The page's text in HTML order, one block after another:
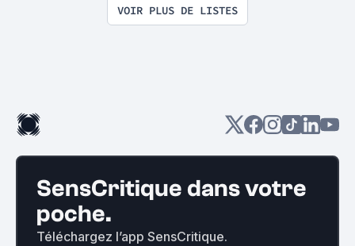
VOIR PLUS DE LISTES
SensCritique dans votre
poche.
Téléchargez l’app SensCritique.